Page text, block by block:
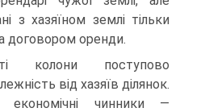
з хазяїном землі тільки
договором оренди.
колони поступово
від хазяїв ділянок.
економічні чинники —